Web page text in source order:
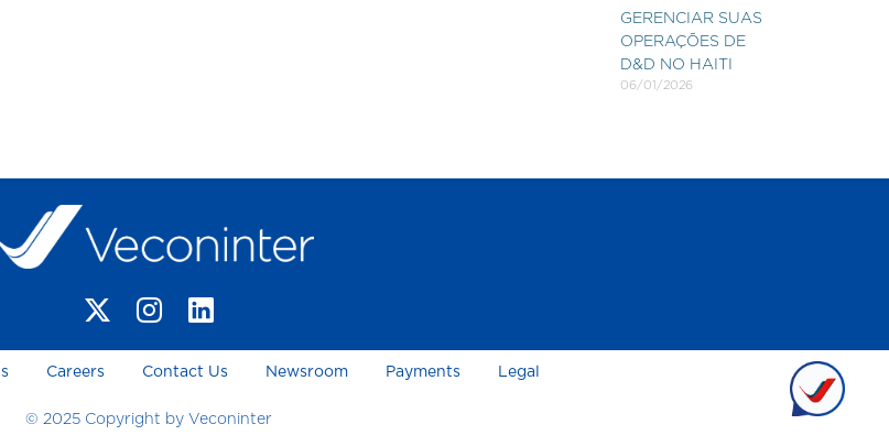
GERENCIAR SUAS
OPERAÇÕES DE
D&D NO HAITI
06/01/2026
Careers Contact Us Newsroom Payments Legal
© 2025 Copyright by Veconinter